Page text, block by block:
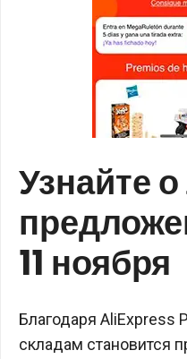
Узнайте
11 ноября
Благодаря AliExpress
складам становится